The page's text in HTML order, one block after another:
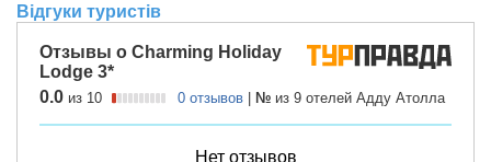
Відгуки туристів